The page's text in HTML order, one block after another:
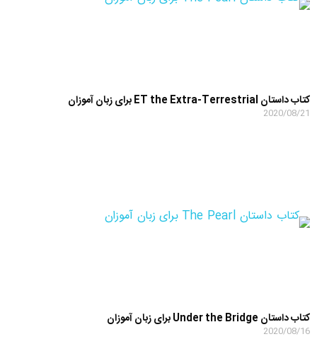
کتاب داستان ET the Extra-Terrestrial برای زبان آموزان
2020/08/21
کتاب داستان Under the Bridge برای زبان آموزان
2020/08/16